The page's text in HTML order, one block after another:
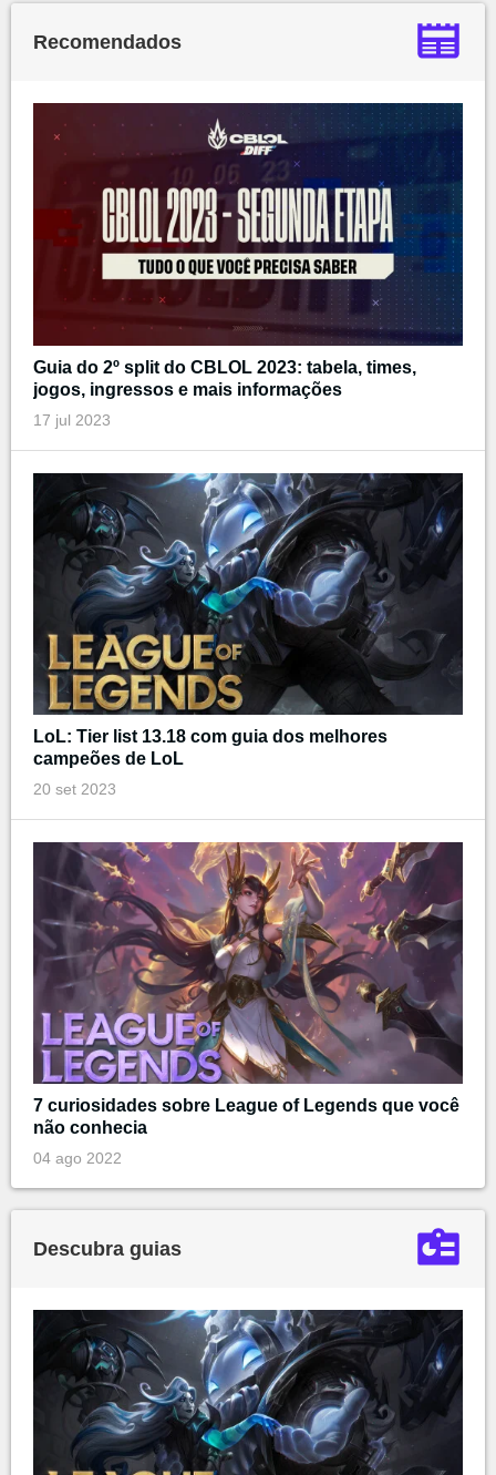
Recomendados
Guia do 2º split do CBLOL 2023: tabela, times,
jogos, ingressos e mais informações
17 jul 2023
LoL: Tier list 13.18 com guia dos melhores
campeões de LoL
20 set 2023
7 curiosidades sobre League of Legends que você
não conhecia
04 ago 2022
Descubra guias